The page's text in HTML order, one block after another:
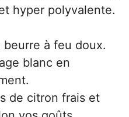
hyper polyvalente.
à feu doux.
blanc en
de citron frais et